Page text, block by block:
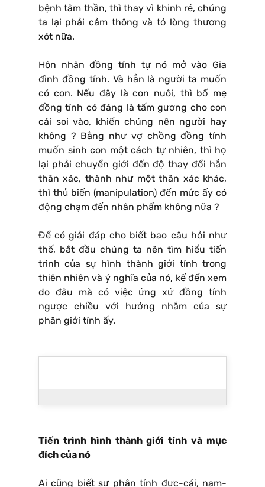
bệnh tâm thần, thì thay vì khinh rẻ, chúng
ta lại phải cảm thông và tỏ lòng thương
xót nữa.
Hôn nhân đồng tính tự nó mở vào Gia
đình đồng tính. Và hẳn là người ta muốn
có con. Nếu đây là con nuôi, thì bố mẹ
đồng tính có đáng là tấm gương cho con
cái soi vào, khiến chúng nên người hay
không ? Bằng như vợ chồng đồng tính
muốn sinh con một cách tự nhiên, thì họ
lại phải chuyển giới đến độ thay đổi hẳn
thân xác, thành như một thân xác khác,
thì thủ biến (manipulation) đến mức ấy có
động chạm đến nhân phẩm không nữa ?
Để có giải đáp cho biết bao câu hỏi như
thế, bắt đầu chúng ta nên tìm hiểu tiến
trình của sự hình thành giới tính trong
thiên nhiên và ý nghĩa của nó, kế đến xem
do đâu mà có việc ứng xử đồng tính
ngược chiều với hướng nhắm của sự
phân giới tính ấy.
Tiến trình hình thành giới tính và mục
đích của nó
Ai cũng biết sự phân tính đực-cái, nam-